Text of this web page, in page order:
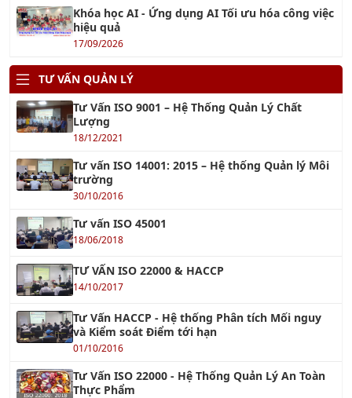
Khóa học AI - Ứng dụng AI Tối ưu hóa công việc
hiệu quả
17/09/2026
TƯ VẤN QUẢN LÝ
Tư Vấn ISO 9001 – Hệ Thống Quản Lý Chất
Lượng
18/12/2021
Tư vấn ISO 14001: 2015 – Hệ thống Quản lý Môi
trường
30/10/2016
Tư vấn ISO 45001
18/06/2018
TƯ VẤN ISO 22000 & HACCP
14/10/2017
Tư Vấn HACCP - Hệ thống Phân tích Mối nguy
và Kiểm soát Điểm tới hạn
01/10/2016
Tư Vấn ISO 22000 - Hệ Thống Quản Lý An Toàn
Thực Phẩm